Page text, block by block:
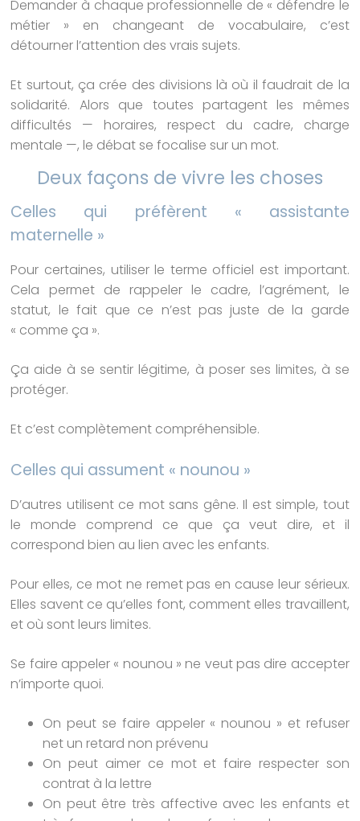
Demander à chaque professionnelle de « défendre le
métier » en changeant de vocabulaire, c’est
détourner l’attention des vrais sujets.
Et surtout, ça crée des divisions là où il faudrait de la
solidarité. Alors que toutes partagent les mêmes
difficultés — horaires, respect du cadre, charge
mentale —, le débat se focalise sur un mot.
Deux façons de vivre les choses
Celles qui préfèrent « assistante
maternelle »
Pour certaines, utiliser le terme officiel est important.
Cela permet de rappeler le cadre, l’agrément, le
statut, le fait que ce n’est pas juste de la garde
« comme ça ».
Ça aide à se sentir légitime, à poser ses limites, à se
protéger.
Et c’est complètement compréhensible.
Celles qui assument « nounou »
D’autres utilisent ce mot sans gêne. Il est simple, tout
le monde comprend ce que ça veut dire, et il
correspond bien au lien avec les enfants.
Pour elles, ce mot ne remet pas en cause leur sérieux.
Elles savent ce qu’elles font, comment elles travaillent,
et où sont leurs limites.
Se faire appeler « nounou » ne veut pas dire accepter
n’importe quoi.
On peut se faire appeler « nounou » et refuser
net un retard non prévenu
On peut aimer ce mot et faire respecter son
contrat à la lettre
On peut être très affective avec les enfants et